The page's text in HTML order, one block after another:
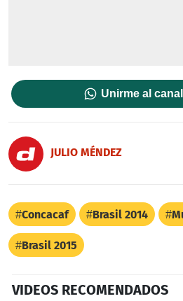
Unirme al
JULIO MÉNDEZ
Concacaf Brasil 2014
Brasil 2015
VIDEOS RECOMENDADOS